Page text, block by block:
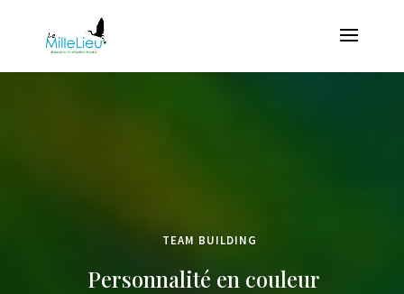
TEAM BUILDING
Personnalité en couleur